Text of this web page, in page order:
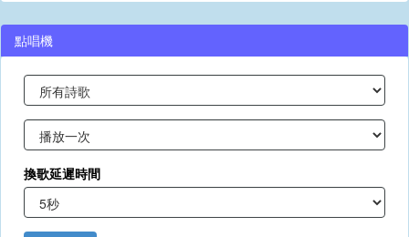
點唱機
換歌延遲時間